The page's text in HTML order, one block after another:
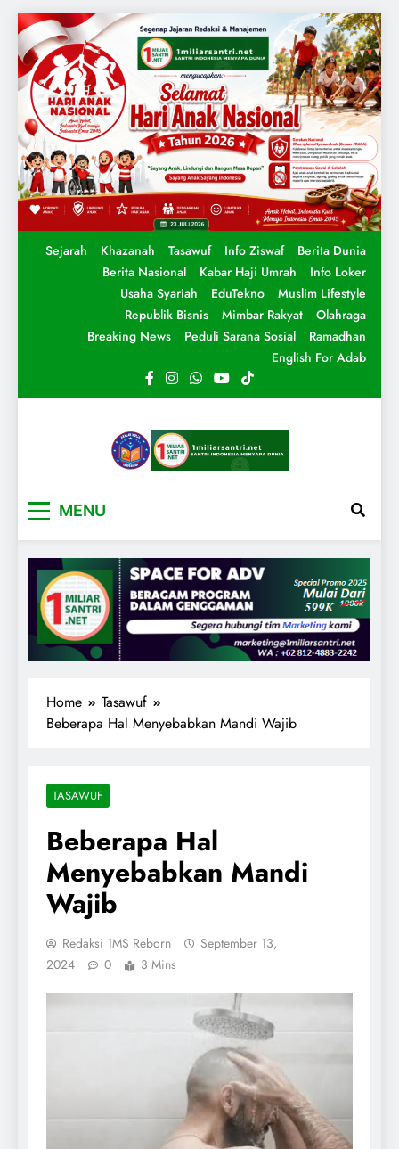
Sejarah Khazanah Tasawuf Info Ziswaf
Berita Dunia
Berita Nasional
Kabar Haji Umrah
Info Loker
Usaha Syariah
EduTekno
Muslim Lifestyle
Republik Bisnis
Mimbar Rakyat
Olahraga
Breaking News
Peduli Sarana Sosial
Ramadhan
English For Adab
MENU
Home
Tasawuf
Beberapa Hal Menyebabkan Mandi Wajib
TASAWUF
Beberapa Hal
Menyebabkan Mandi
Wajib
Redaksi 1MS Reborn
September 13,
2024
0 3 Mins